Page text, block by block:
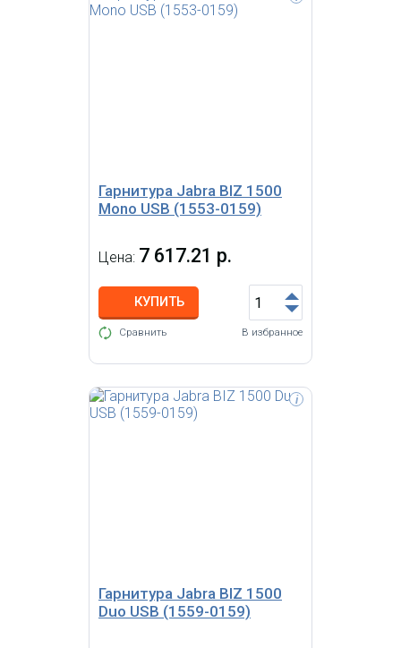
Гарнитура Jabra BIZ 1500
Mono USB (1553-0159)
Цена: 7 617.21 р.
КУПИТЬ
Сравнить В избранное
Гарнитура Jabra BIZ 1500
Duo USB (1559-0159)
i